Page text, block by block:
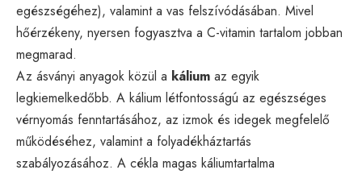
egészségéhez), valamint a vas felszívódásában. Mivel
hőérzékeny, nyersen fogyasztva a C-vitamin tartalom jobban
megmarad.
Az ásványi anyagok közül a kálium az egyik
legkiemelkedőbb. A kálium létfontosságú az egészséges
vérnyomás fenntartásához, az izmok és idegek megfelelő
működéséhez, valamint a folyadékháztartás
szabályozásához. A cékla magas káliumtartalma